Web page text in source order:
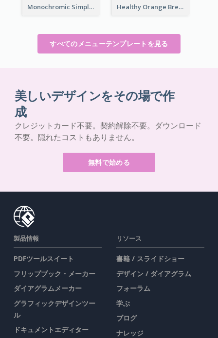
Monochromic Simple Menu Design Inspiration Healthy Orange Breakfast Restaurants Menu Design Ideas
すべてのメニューテンプレートを見る
美しいデザインをその場で作
成
クレジットカード不要。契約解除不要。ダウンロード
不要。隠れたコストもありません。
無料で始める
製品情報
PDFツールスイート
フリップブック・メーカー
ダイアグラムメーカー
グラフィックデザインツー
ル
ドキュメントエディター
リソース
書籍 / スライドショー
デザイン / ダイアグラム
フォーラム
学ぶ
ブログ
ナレッジ